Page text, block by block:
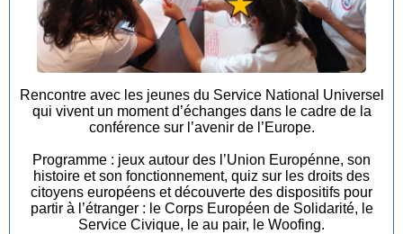
Rencontre avec les jeunes du Service National Universel
qui vivent un moment d’échanges dans le cadre de la
conférence sur l’avenir de l’Europe.
Programme : jeux autour des l’Union Europénne, son
histoire et son fonctionnement, quiz sur les droits des
citoyens européens et découverte des dispositifs pour
partir à l’étranger : le Corps Européen de Solidarité, le
Service Civique, le au pair, le Woofing.